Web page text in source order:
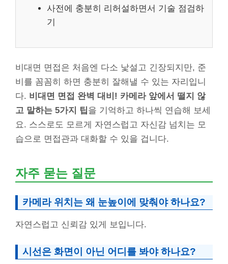
사전에 충분히 리허설하면서 기술 점검하
기
비대면 면접은 처음엔 다소 낯설고 긴장되지만, 준
비를 꼼꼼히 하면 충분히 잘해낼 수 있는 자리입니
다. 비대면 면접 완벽 대비! 카메라 앞에서 떨지 않
고 말하는 5가지 팁을 기억하고 하나씩 연습해 보세
요. 스스로도 모르게 자연스럽고 자신감 넘치는 모
습으로 면접관과 대화할 수 있을 겁니다.
자주 묻는 질문
카메라 위치는 왜 눈높이에 맞춰야 하나요?
자연스럽고 신뢰감 있게 보입니다.
시선은 화면이 아닌 어디를 봐야 하나요?